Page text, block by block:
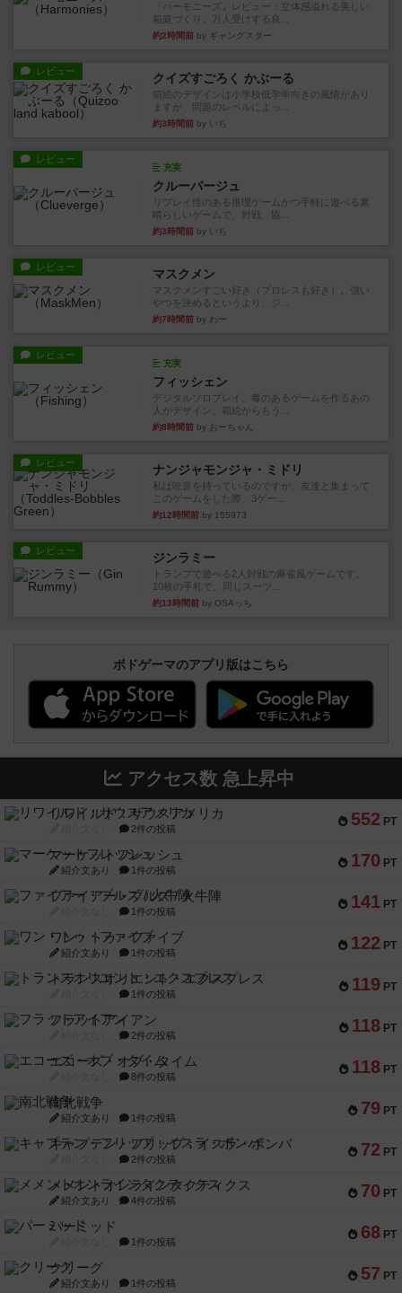
『ハーモニーズ』レビュー：立体感溢れる美しい
箱庭づくり。万人受けする良...
約2時間前 by ギャングスター
レビュー クイズすごろく かぶーる
箱絵のデザインは小学校低学年向きの風情があり
ますが、問題のレベルによっ...
約3時間前 by いち
レビュー
充実
クルーバージュ
リプレイ性のある推理ゲームかつ手軽に遊べる素
晴らしいゲームで、対戦、協...
約3時間前 by いち
レビュー マスクメン
マスクメンすごい好き（プロレスも好き）。強い
やつを決めるというより、ジ...
約7時間前 by わー
レビュー
充実
フィッシェン
デジタルソロプレイ。毒のあるゲームを作るあの
人がデザイン。箱絵からもう...
約8時間前 by おーちゃん
レビュー ナンジャモンジャ・ミドリ
私は吃音を持っているのですが、友達と集まって
このゲームをした際、3ゲー...
約12時間前 by 155973
レビュー ジンラミー
トランプで遊べる2人対戦の麻雀風ゲームです。
10枚の手札で、同じスーツ...
約13時間前 by OSAっち
ボドゲーマのアプリ版はこちら
アクセス数 急上昇中
552 PT
リワイルド：サウスアメリカ
2件の投稿
170 PT
マーケットフレッシュ
紹介文あり 1件の投稿
141 PT
ファイアー・ブルズ / 火牛陣
1件の投稿
122 PT
ワン・トゥ・ファイブ
紹介文あり 1件の投稿
119 PT
トランスオリエント・エクスプレス
1件の投稿
118 PT
フラットアイアン
2件の投稿
118 PT
エコーズ・オブ・タイム
8件の投稿
79 PT
南北戦争
紹介文あり 1件の投稿
72 PT
キャプテン・フリップ：イスラ・ボンバ
2件の投稿
70 PT
メメントオンラインタクティクス
紹介文あり 4件の投稿
68 PT
パーミッド
1件の投稿
57 PT
クリーグ
紹介文あり 1件の投稿